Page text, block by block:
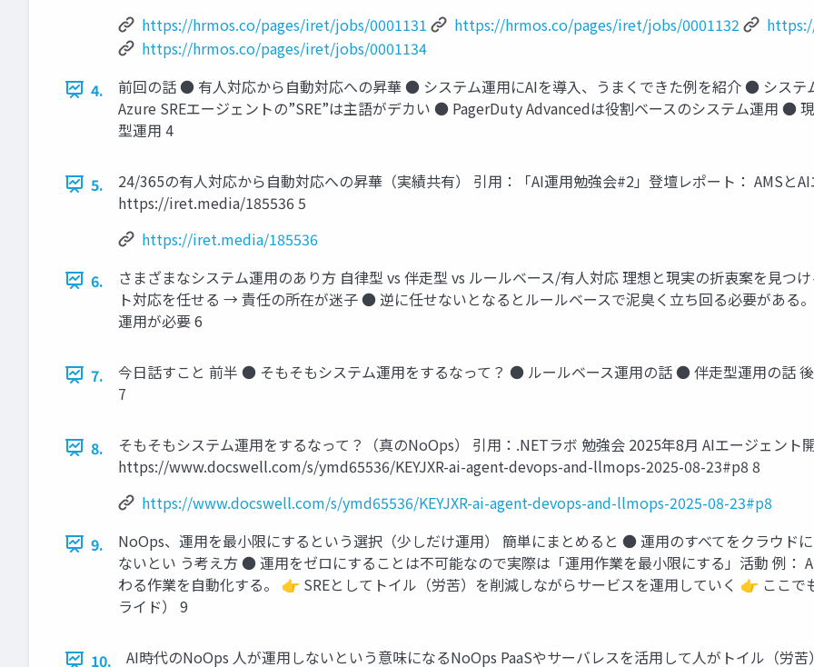
https://hrmos.co/pages/iret/jobs/0001131
https://hrmos.co/pages/iret/jobs/0001132
https://hrmos.co/pages/iret/jobs/0001134
4.
前回の話 ● 有人対応から自動対応への昇華 ● システム運用にAIを導入、うまくできた例を紹介 ● シス
Azure SREエージェントの”SRE”は主語がデカい ● PagerDuty Advancedは役割ベースのシステム運用 ●
型運用 4
5.
24/365の有人対応から自動対応への昇華（実績共有） 引用：「AI運用勉強会#2」登壇レポート： AMSと
https://iret.media/185536 5
https://iret.media/185536
6.
さまざまなシステム運用のあり方 自律型 vs 伴走型 vs ルールベース/有人対応 理想と現実の折衷案を見つ
ト対応を任せる → 責任の所在が迷子 ● 逆に任せないとなるとルールベースで泥臭く立ち回る必要がある
運用が必要 6
7.
今日話すこと 前半 ● そもそもシステム運用をするなって？ ● ルールベース運用の話 ● 伴走型運用の話
7
8.
そもそもシステム運用をするなって？（真のNoOps） 引用：.NETラボ 勉強会 2025年8月 AIエージェント
https://www.docswell.com/s/ymd65536/KEYJXR-ai-agent-devops-and-llmops-2025-08-23#p8 8
https://www.docswell.com/s/ymd65536/KEYJXR-ai-agent-devops-and-llmops-2025-08-23#p8
9.
NoOps、運用を最小限にするという選択（少しだけ運用） 簡単にまとめると ● 運用のすべてをクラウド
ないとい う考え方 ● 運用をゼロにすることは不可能なので実際は「運用作業を最小限にする」活動 例：
わる作業を自動化する。 👉 SREとしてトイル（労苦）を削減しながらサービスを運用していく 👉 ここ
ライド） 9
10. AI時代のNoOps 人が運用しないという意味になるNoOps PaaSやサーバレスを活用して人がトイル（労